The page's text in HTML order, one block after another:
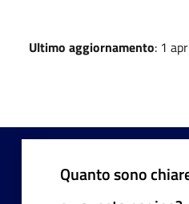
Ultimo aggiornamento: 1
Quanto sono